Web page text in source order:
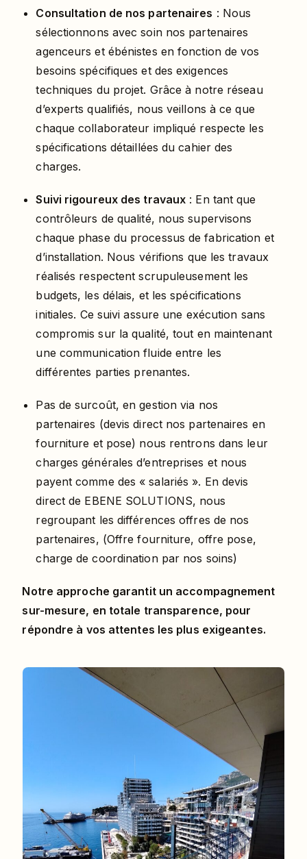
Consultation de nos partenaires : Nous
sélectionnons avec soin nos partenaires
agenceurs et ébénistes en fonction de vos
besoins spécifiques et des exigences
techniques du projet. Grâce à notre réseau
d’experts qualifiés, nous veillons à ce que
chaque collaborateur impliqué respecte les
spécifications détaillées du cahier des
charges.
Suivi rigoureux des travaux : En tant que
contrôleurs de qualité, nous supervisons
chaque phase du processus de fabrication et
d’installation. Nous vérifions que les travaux
réalisés respectent scrupuleusement les
budgets, les délais, et les spécifications
initiales. Ce suivi assure une exécution sans
compromis sur la qualité, tout en maintenant
une communication fluide entre les
différentes parties prenantes.
Pas de surcoût, en gestion via nos
partenaires (devis direct nos partenaires en
fourniture et pose) nous rentrons dans leur
charges générales d’entreprises et nous
payent comme des « salariés ». En devis
direct de EBENE SOLUTIONS, nous
regroupant les différences offres de nos
partenaires, (Offre fourniture, offre pose,
charge de coordination par nos soins)
Notre approche garantit un accompagnement
sur-mesure, en totale transparence, pour
répondre à vos attentes les plus exigeantes.